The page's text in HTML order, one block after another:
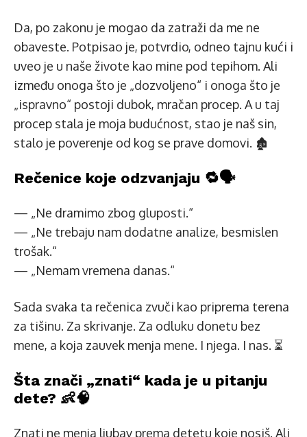
Da, po zakonu je mogao da zatraži da me ne
obaveste. Potpisao je, potvrdio, odneo tajnu kući i
uveo je u naše živote kao mine pod tepihom. Ali
između onoga što je „dozvoljeno“ i onoga što je
„ispravno“ postoji dubok, mračan procep. A u taj
procep stala je moja budućnost, stao je naš sin,
stalo je poverenje od kog se prave domovi. 🏚️
Rečenice koje odzvanjaju 🔁🗣️
— „Ne dramimo zbog gluposti.“
— „Ne trebaju nam dodatne analize, besmislen
trošak.“
— „Nemam vremena danas.“
Sada svaka ta rečenica zvuči kao priprema terena
za tišinu. Za skrivanje. Za odluku donetu bez
mene, a koja zauvek menja mene. I njega. I nas. ⏳
Šta znači „znati“ kada je u pitanju
dete? 👶🧠
Znati ne menja ljubav prema detetu koje nosiš. Ali